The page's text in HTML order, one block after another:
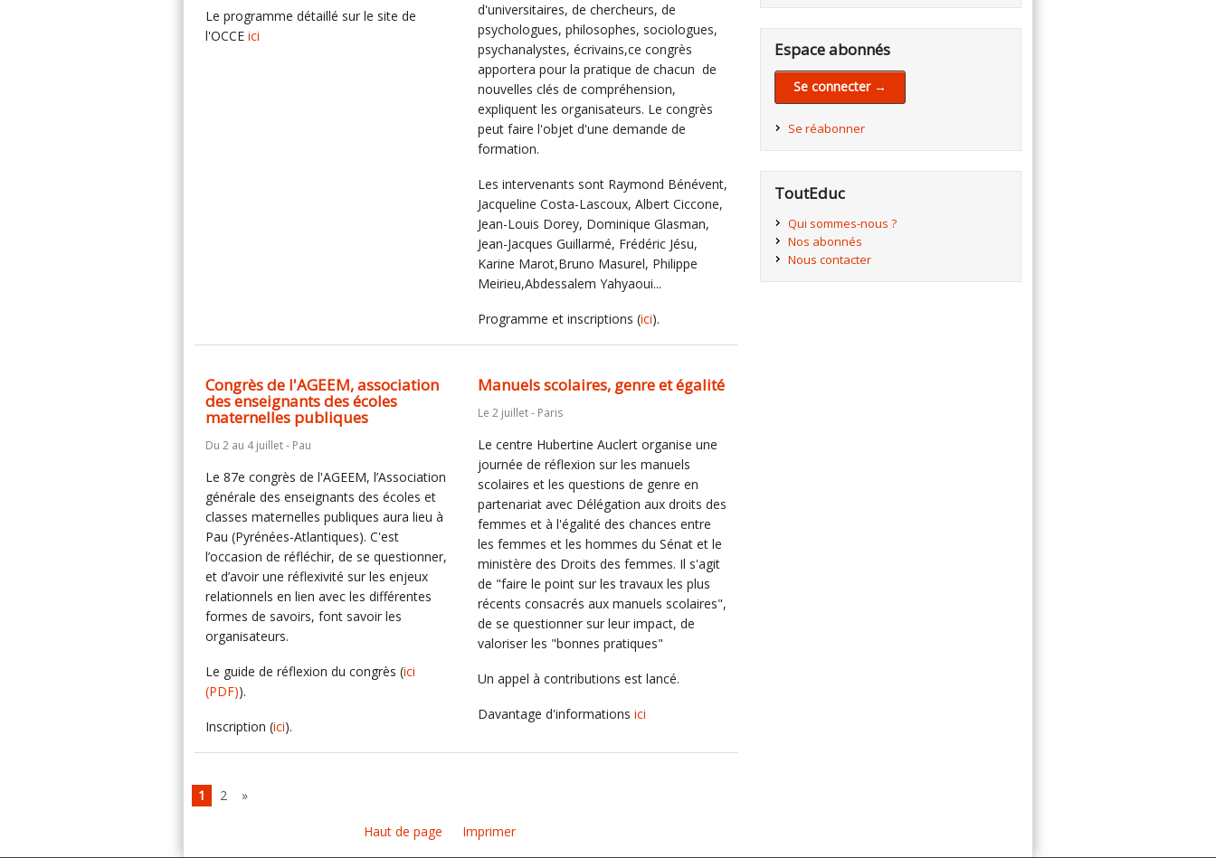
Le programme détaillé sur le site de
l'OCCE ici
d'universitaires, de chercheurs, de
psychologues, philosophes, sociologues,
psychanalystes, écrivains,ce congrès
apportera pour la pratique de chacun de
nouvelles clés de compréhension,
expliquent les organisateurs. Le congrès
peut faire l'objet d'une demande de
formation.
Les intervenants sont Raymond Bénévent,
Jacqueline Costa-Lascoux, Albert Ciccone,
Jean-Louis Dorey, Dominique Glasman,
Jean-Jacques Guillarmé, Frédéric Jésu,
Karine Marot,Bruno Masurel, Philippe
Meirieu,Abdessalem Yahyaoui...
Programme et inscriptions (ici).
Congrès de l'AGEEM, association
des enseignants des écoles
maternelles publiques
Du 2 au 4 juillet - Pau
Le 87e congrès de l'AGEEM, l’Association
générale des enseignants des écoles et
classes maternelles publiques aura lieu à
Pau (Pyrénées-Atlantiques). C'est
l’occasion de réfléchir, de se questionner,
et d’avoir une réflexivité sur les enjeux
relationnels en lien avec les différentes
formes de savoirs, font savoir les
organisateurs.
Le guide de réflexion du congrès (ici
(PDF)).
Inscription (ici).
Manuels scolaires, genre et égalité
Le 2 juillet - Paris
Le centre Hubertine Auclert organise une
journée de réflexion sur les manuels
scolaires et les questions de genre en
partenariat avec Délégation aux droits des
femmes et à l'égalité des chances entre
les femmes et les hommes du Sénat et le
ministère des Droits des femmes. Il s'agit
de "faire le point sur les travaux les plus
récents consacrés aux manuels scolaires",
de se questionner sur leur impact, de
valoriser les "bonnes pratiques"
Un appel à contributions est lancé.
Davantage d'informations ici
1 2 »
Haut de page Imprimer
Espace abonnés
Se connecter →
Se réabonner
ToutEduc
Qui sommes-nous ?
Nos abonnés
Nous contacter